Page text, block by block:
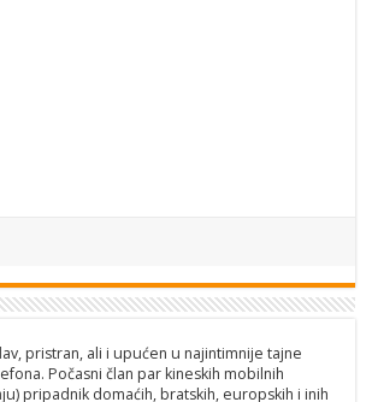
pristran, ali i upućen u najintimnije tajne
Počasni član par kineskih mobilnih
pripadnik domaćih, bratskih, europskih i inih